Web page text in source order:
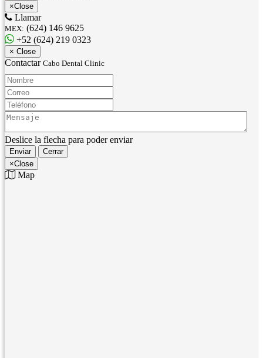
×Close
Llamar
MEX: (624) 146 9625
+52 (624) 219 0323
× Close
Contactar Cabo Dental Clinic
Nombre:
Correo:
Teléfono:
Mensaje:
Deslice la flecha para poder enviar
Enviar
Cerrar
×Close
Map